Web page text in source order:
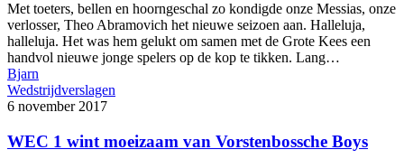
Met toeters, bellen en hoorngeschal zo kondigde onze Messias, onze
verlosser, Theo Abramovich het nieuwe seizoen aan. Halleluja,
halleluja. Het was hem gelukt om samen met de Grote Kees een
handvol nieuwe jonge spelers op de kop te tikken. Lang…
Bjarn
Wedstrijdverslagen
6 november 2017
WEC 1 wint moeizaam van Vorstenbossche Boys